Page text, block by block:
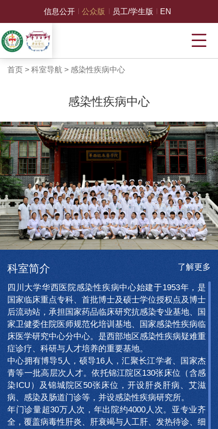
信息公开 公众版 员工/学生版 EN
首页 > 科室导航> 感染性疾病中心
感染性疾病中心
科室简介 了解更多
四川大学华西医院感染性疾病中心始建于1953年，是
国家临床重点专科、首批博士及硕士学位授权点及博士
后流动站，承担国家药品临床研究抗感染专业基地、国
家卫健委住院医师规范化培训基地、国家感染性疾病临
床医学研究中心分中心。是西部地区感染性疾病疑难重
症诊疗、科研与人才培养的重要基地。
中心拥有博导5人，硕导16人，汇聚长江学者、国家杰
青等一批高层次人才。依托锦江院区130张床位（含感
染ICU）及锦城院区50张床位，开设肝炎肝病、艾滋
病、感染及肠道门诊等，并设感染性疾病研究所。
年门诊量超30万人次，年出院约4000人次。亚专业齐
全，覆盖病毒性肝炎、肝衰竭与人工肝、发热待诊、细